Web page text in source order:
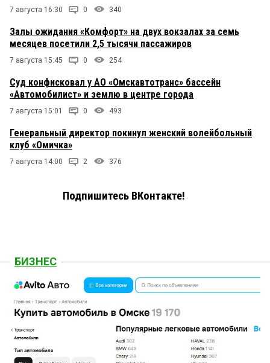
7 августа 16:30 0 340
Залы ожидания «Комфорт» на двух вокзалах за семь
месяцев посетили 2,5 тысячи пассажиров
7 августа 15:45 0 254
Суд конфисковал у АО «Омскавтотранс» бассейн
«Автомобилист» и землю в центре города
7 августа 15:01 0 493
Генеральный директор покинул женский волейбольный
клуб «Омичка»
7 августа 14:00 2 376
Подпишитесь ВКонтакте!
БИЗНЕС